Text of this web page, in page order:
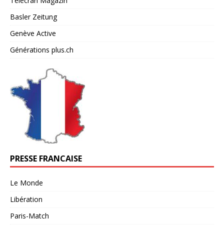
Basler Zeitung
Genève Active
Générations plus.ch
PRESSE FRANCAISE
Le Monde
Libération
Paris-Match